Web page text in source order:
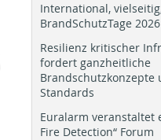
International,
BrandSchutzTage
Resilienz kritischer
fordert ganzheitliche
Brandschutzkonzepte
Standards
Euralarm veranstaltet
Fire Detection“ Forum